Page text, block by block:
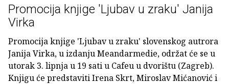
Promocija knjige 'Ljubav u zraku' Janija
Virka
Promocija knjige 'Ljubav u zraku' slovenskog autrora
Janija Virka, u izdanju Meandarmedie, održat će se u
utorak 3. lipnja u 19 sati u Cafeu u dvorištu (Zagreb).
Knjigu će predstaviti Irena Skrt, Miroslav Mićanović i